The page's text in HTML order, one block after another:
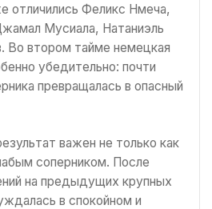
отличились Феликс Нмеча,
Мусиала, Натаниэль
Во втором тайме немецкая
убедительно: почти
превращалась в опасный
важен не только как
соперником. После
на предыдущих крупных
в спокойном и